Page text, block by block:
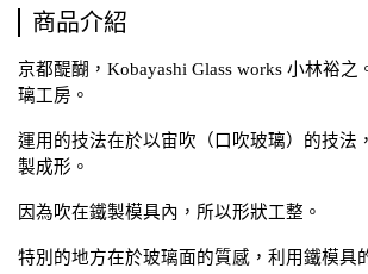
商品介紹
京都醍醐，Kobayashi Glass works 小林裕之
璃工房。
運用的技法在於以宙吹（口吹玻璃）的技法
製成形。
因為吹在鐵製模具內，所以形狀工整。
特別的地方在於玻璃面的質感，利用鐵模具